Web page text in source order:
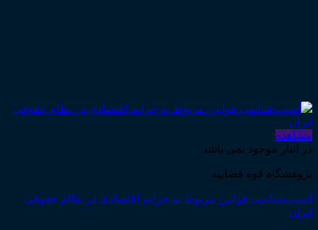
مشاهده
در انبار موجود نمی باشد
پژوهشگاه قوه قضاییه
آسیب‌شناسی قوانین مربوط به جرایم اقتصادی در نظام حقوقی
ایران